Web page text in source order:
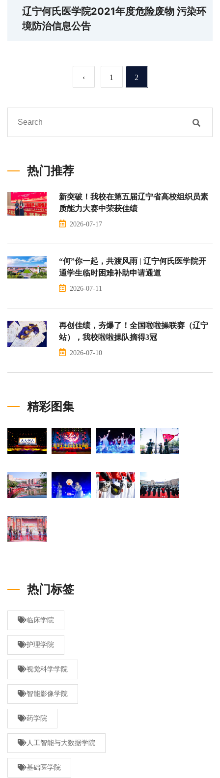
辽宁何氏医学院2021年度危险废物 污染环
境防治信息公告
‹ 1 2
热门推荐
新突破！我校在第五届辽宁省高校组织员素
质能力大赛中荣获佳绩
2026-07-17
“何”你一起，共渡风雨 | 辽宁何氏医学院开
通学生临时困难补助申请通道
2026-07-11
再创佳绩，夯爆了！全国啦啦操联赛（辽宁
站），我校啦啦操队摘得3冠
2026-07-10
精彩图集
热门标签
临床学院
护理学院
视觉科学学院
智能影像学院
药学院
人工智能与大数据学院
基础医学院